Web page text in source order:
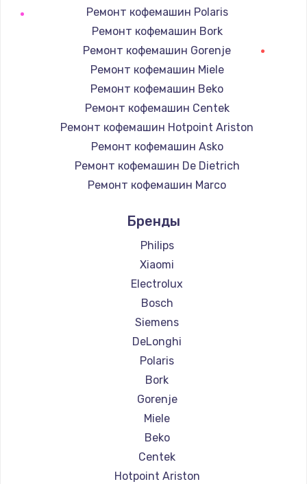
Ремонт кофемашин Polaris
Ремонт кофемашин Bork
Ремонт кофемашин Gorenje
Ремонт кофемашин Miele
Ремонт кофемашин Beko
Ремонт кофемашин Centek
Ремонт кофемашин Hotpoint Ariston
Ремонт кофемашин Asko
Ремонт кофемашин De Dietrich
Ремонт кофемашин Marco
Ремонт кофемашин Jura
Ремонт кофемашин Olympia
Ремонт кофемашин Saeco
Ремонт кофемашин La Cimbali
Ремонт кофемашин WMF
Ремонт кофемашин Yamaguchi
Ремонт кофемашин Nivona
Ремонт кофемашин Astoria
Ремонт кофемашин JVC
Ремонт кофемашин Ariston
Ремонт кофемашин Grundig
Ремонт кофемашин ROCKET MOZZAFIATO
Ремонт кофемашин Vivitek
Ремонт кофемашин Thomson
Бренды
Philips
Xiaomi
Electrolux
Bosch
Siemens
DeLonghi
Polaris
Bork
Gorenje
Miele
Beko
Centek
Hotpoint Ariston